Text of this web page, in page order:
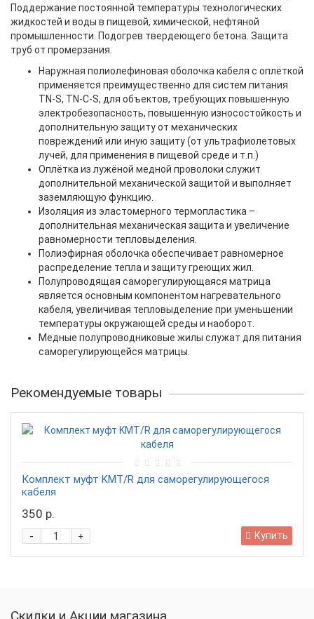
Поддержание постоянной температуры технологических
жидкостей и воды в пищевой, химической, нефтяной
промышленности. Подогрев твердеющего бетона. Защита
труб от промерзания.
Наружная полиолефиновая оболочка кабеля с оплёткой
применяется преимущественно для систем питания
TN-S, TN-C-S, для объектов, требующих повышенную
электробезопасность, повышенную износостойкость и
дополнительную защиту от механических
повреждений или иную защиту (от ультрафиолетовых
лучей, для применения в пищевой среде и т.п.)
Оплётка из лужёной медной проволоки служит
дополнительной механической защитой и выполняет
заземляющую функцию.
Изоляция из эластомерного термопластика –
дополнительная механическая защита и увеличение
равномерности тепловыделения.
Полиэфирная оболочка обеспечивает равномерное
распределение тепла и защиту греющих жил.
Полупроводящая саморегулирующаяся матрица
является основным компонентом нагревательного
кабеля, увеличивая тепловыделение при уменьшении
температуры окружающей среды и наоборот.
Медные полупроводниковые жилы служат для питания
саморегулирующейся матрицы.
Рекомендуемые товары
Комплект муфт KMT/R для саморегулирующегося
кабеля
350 р.
+
- Купить